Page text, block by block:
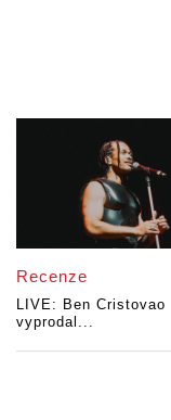
Recenze
LIVE: Ben Cristovao
vyprodal...